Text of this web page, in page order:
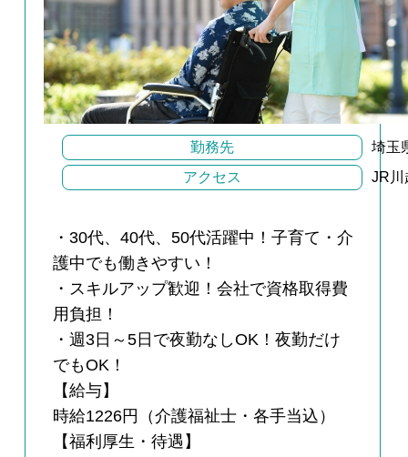
勤務先
埼玉
アクセス
JR川
・30代、40代、50代活躍中！子育て・介
護中でも働きやすい！
・スキルアップ歓迎！会社で資格取得費
用負担！
・週3日～5日で夜勤なしOK！夜勤だけ
でもOK！
【給与】
時給1226円（介護福祉士・各手当込）
【福利厚生・待遇】